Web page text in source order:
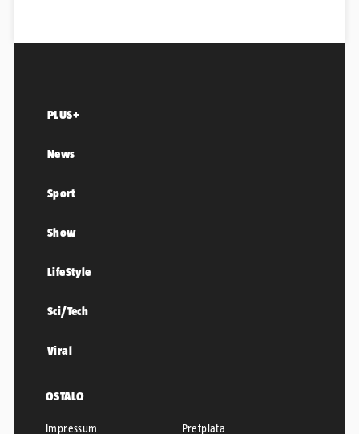
PLUS+
News
Sport
Show
LifeStyle
Sci/Tech
Viral
OSTALO
Impressum Pretplata